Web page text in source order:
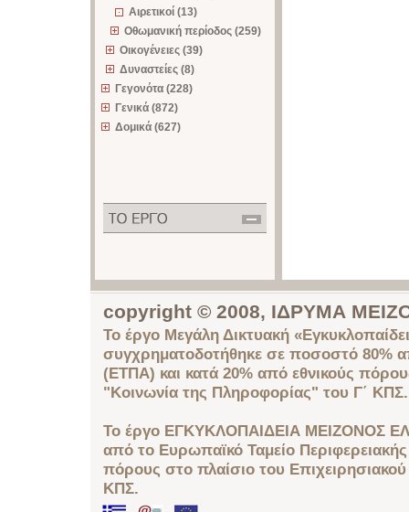
Αιρετικοί (13)
Οθωμανική περίοδος (259)
Οικογένειες (39)
Δυναστείες (8)
Γεγονότα (228)
Γενικά (872)
Δομικά (627)
copyright © 2008, ΙΔΡΥΜΑ
Το έργο Μεγάλη Δικτυακή
συγχρηματοδοτήθηκε σε ποσοστό 80%
(ΕΤΠΑ) και κατά 20% από εθνικούς
"Κοινωνία της Πληροφορίας" του Γ΄ ΚΠΣ.
Το έργο ΕΓΚΥΚΛΟΠΑΙΔΕΙΑ ΜΕΙΖΟΝΟΣ
από το Ευρωπαϊκό Ταμείο
πόρους στο πλαίσιο του
ΚΠΣ.